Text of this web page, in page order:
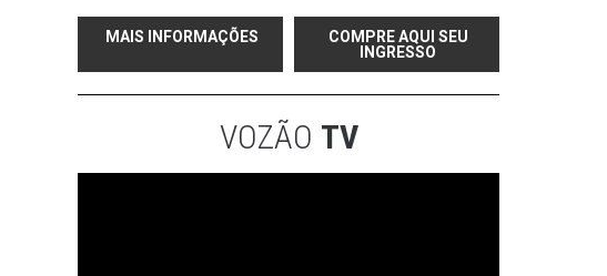
MAIS INFORMAÇÕES
COMPRE AQUI SEU
INGRESSO
VOZÃO TV